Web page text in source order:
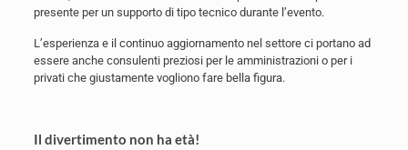
presente per un supporto di tipo tecnico durante l’evento.
L’esperienza e il continuo aggiornamento nel settore ci portano ad
essere anche consulenti preziosi per le amministrazioni o per i
privati che giustamente vogliono fare bella figura.
Il divertimento non ha età!